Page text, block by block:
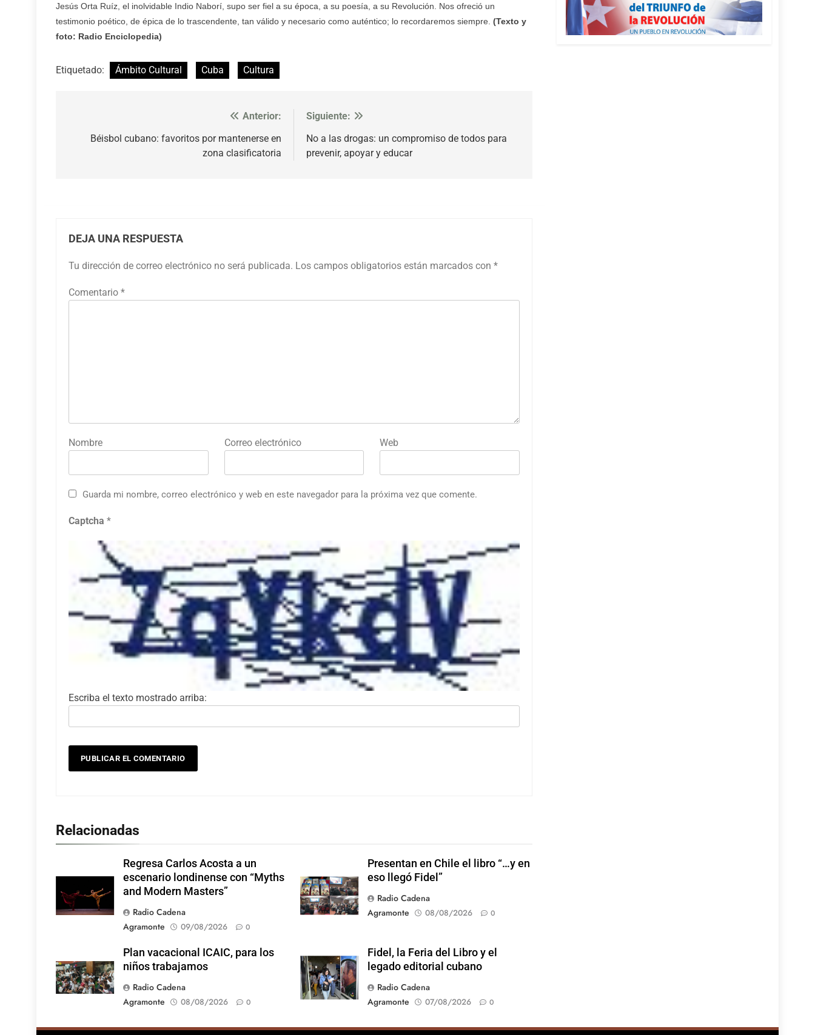
Jesús Orta Ruíz, el inolvidable Indio Naborí, supo ser fiel a su época, a su poesía, a su Revolución. Nos ofreció un
testimonio poético, de épica de lo trascendente, tan válido y necesario como auténtico; lo recordaremos siempre. (Texto y
foto: Radio Enciclopedia)
Etiquetado: Ámbito Cultural Cuba Cultura
Anterior:
Béisbol cubano: favoritos por mantenerse en
zona clasificatoria
Siguiente:
No a las drogas: un compromiso de todos para
prevenir, apoyar y educar
DEJA UNA RESPUESTA
Tu dirección de correo electrónico no será publicada. Los campos obligatorios están marcados con *
Comentario *
Nombre Correo electrónico Web
Guarda mi nombre, correo electrónico y web en este navegador para la próxima vez que comente.
Captcha *
Escriba el texto mostrado arriba:
Relacionadas
Regresa Carlos Acosta a un
escenario londinense con “Myths
and Modern Masters”
Radio Cadena
Agramonte
09/08/2026 0
Presentan en Chile el libro “…y en
eso llegó Fidel”
Radio Cadena
Agramonte
08/08/2026 0
Plan vacacional ICAIC, para los
niños trabajamos
Radio Cadena
Agramonte
08/08/2026 0
Fidel, la Feria del Libro y el
legado editorial cubano
Radio Cadena
Agramonte
07/08/2026 0